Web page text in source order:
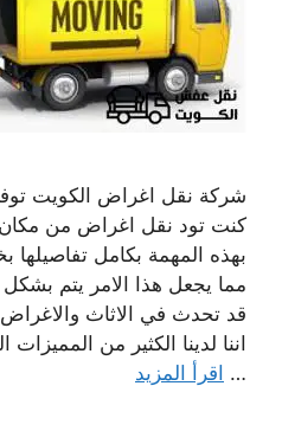
شركة نقل اغراض الكويت
كنت تود نقل اغراض من
بهذه المهمة بكامل
مما يجعل هذا الامر يتم
قد تحدث في الاثاث والاغراض
اننا لدينا الكثير من
… اقرأ المزيد